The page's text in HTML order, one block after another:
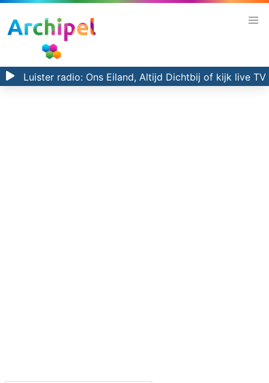
Luister radio: Ons Eiland, Altijd Dichtbij of kijk live TV